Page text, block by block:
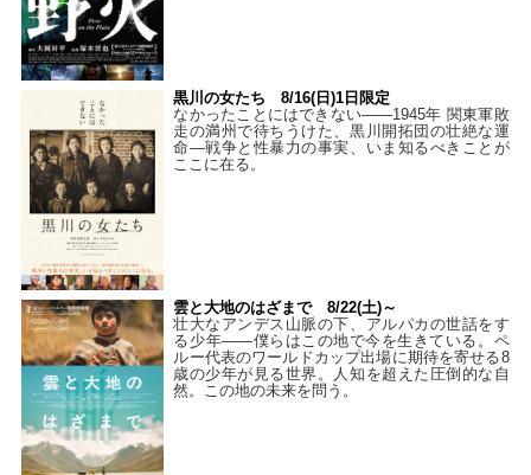
黒川の女たち 8/16(日)1日限定
なかったことにはできない——1945年 関東軍敗
走の満州で待ちうけた、黒川開拓団の壮絶な運
命―戦争と性暴力の事実、いま知るべきことが
ここに在る。
雲と大地のはざまで 8/22(土)～
壮大なアンデス山脈の下、アルパカの世話をす
る少年――僕らはこの地で今を生きている。ペ
ルー代表のワールドカップ出場に期待を寄せる8
歳の少年が見る世界。人知を超えた圧倒的な自
然。この地の未来を問う。